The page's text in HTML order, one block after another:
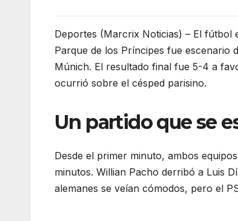
Deportes (Marcrix Noticias) – El fútbol
Parque de los Príncipes fue escenario
Múnich. El resultado final fue 5-4 a
ocurrió sobre el césped parisino.
Un partido que se
Desde el primer minuto, ambos
minutos. Willian Pacho derribó a Luis
alemanes se veían cómodos, pero el